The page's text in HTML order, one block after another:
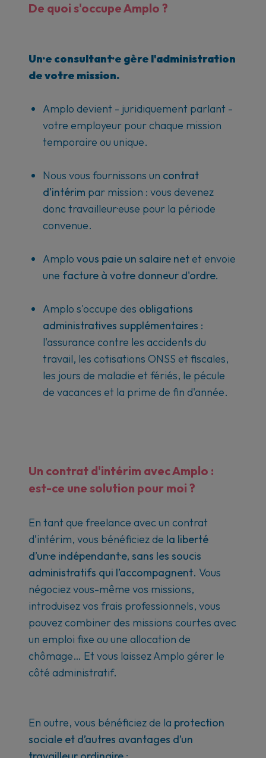
De quoi s'occupe Amplo ?
Un·e consultant·e gère l'administration
de votre mission.
Amplo devient - juridiquement parlant -
votre employeur pour chaque mission
temporaire ou unique.
Nous vous fournissons un contrat
d'intérim par mission : vous devenez
donc travailleur·euse pour la période
convenue.
Amplo vous paie un salaire netet envoie
une facture à votre donneur d'ordre.
Amplo s'occupe des obligations
administratives supplémentaires :
l'assurance contre les accidents du
travail, les cotisations ONSS et fiscales,
les jours de maladie et fériés, le pécule
de vacances et la prime de fin d'année.
Un contrat d'intérim avec Amplo :
est-ce une solution pour moi ?
En tant que freelance avec un contrat
d’intérim, vous bénéficiez de la liberté
d’un·e indépendant·e, sans les soucis
administratifs qui l’accompagnent. Vous
négociez vous-même vos missions,
introduisez vos frais professionnels, vous
pouvez combiner des missions courtes avec
un emploi fixe ou une allocation de
chômage… Et vous laissez Amplo gérer le
côté administratif.
En outre, vous bénéficiez de la protection
sociale et d’autres avantages d’un